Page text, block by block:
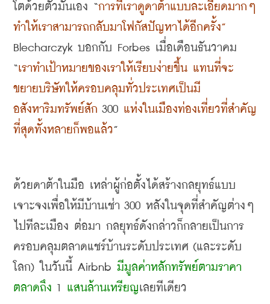
โตด้วยตัวมันเอง “การที่เราดูดาต้าแบบละเอียดมากๆ
ทำให้เราสามารถกลับมาโฟกัสปัญหาได้อีกครั้ง”
Blecharczyk บอกกับ Forbes เมื่อเดือนธันวาคม
“เราทำเป้าหมายของเราให้เรียบง่ายขึ้น แทนที่จะ
ขยายบริษัทให้ครอบคลุมทั่วประเทศเป็นมี
อสังหาริมทรัพย์สัก 300 แห่งในเมืองท่องเที่ยวที่สำคัญ
ที่สุดทั้งหลายก็พอแล้ว”
ด้วยดาต้าในมือ เหล่าผู้ก่อตั้งได้สร้างกลยุทธ์แบบ
เจาะจงเพื่อให้มีบ้านเช่า ​300 หลังในจุดที่สำคัญต่างๆ
ไปทีละเมือง ต่อมา กลยุทธ์ดังกล่าวก็กลายเป็นการ
ครอบคลุมตลาดแชร์บ้านระดับประเทศ (และระดับ
โลก) ในวันนี้ Airbnb มีมูลค่าหลักทรัพย์ตามราคา
ตลาดถึง 1 แสนล้านเหรียญเลยทีเดียว